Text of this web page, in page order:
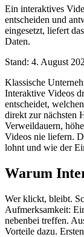
Ein interaktives
entscheiden und
eingesetzt, liefert
Daten.
Stand: 4. August
Klassische
Interaktive Videos
entscheidet,
direkt zur nächsten
Verweildauern,
Videos nie liefern.
lohnt und wie der
Warum
Wer klickt, bleibt.
Aufmerksamkeit:
nebenbei treffen.
Vorteile dazu.